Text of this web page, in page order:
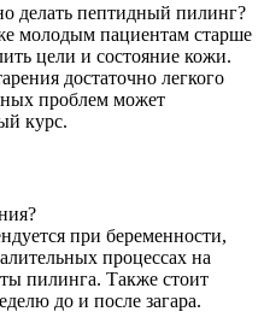
делать пептидный пилинг?
молодым пациентам старше
цели и состояние кожи.
достаточно легкого
проблем может
курс.
при беременности,
процессах на
пилинга. Также стоит
до и после загара.